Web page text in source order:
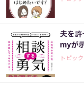
夫を
myが
トピッ